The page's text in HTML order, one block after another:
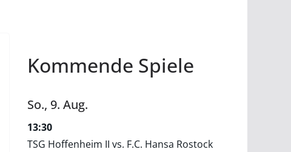
Kommende Spiele
So., 9. Aug.
13:30
TSG Hoffenheim II vs. F.C. Hansa Rostock